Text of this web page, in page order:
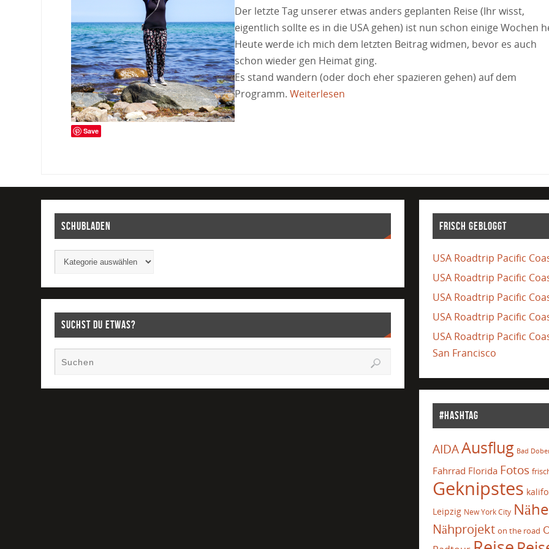
Der letzte Tag unserer etwas anders geplanten Reise (Ihr wisst,
eigentlich sollte es in die USA gehen) ist nun schon einige Wochen
Heute werde ich mich dem letzten Beitrag widmen, bevor es auch
schon wieder gen Heimat ging.
Es stand wandern (oder doch eher spazieren gehen) auf dem
Programm.Weiterlesen
Save
Schubladen
Suchst Du etwas?
Frisch gebloggt
USA Roadtrip Pacific
USA Roadtrip Pacific
USA Roadtrip Pacific
USA Roadtrip Pacific
USA Roadtrip Pacific
San Francisco
#Hashtag
AIDAAusflug Bad
Fahrrad Florida Fotos
Geknipstes
Leipzig New York City
Nähprojekt on the road